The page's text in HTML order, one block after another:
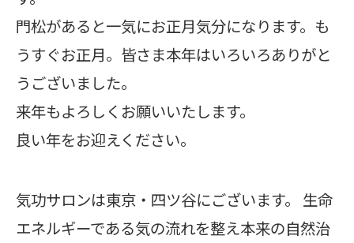
門松があると一気にお正月気分になります。も
うすぐお正月。皆さま本年はいろいろありがと
うございました。
来年もよろしくお願いいたします。
良い年をお迎えください。
気功サロンは東京・四ツ谷にございます。 生命
エネルギーである気の流れを整え本来の自然治